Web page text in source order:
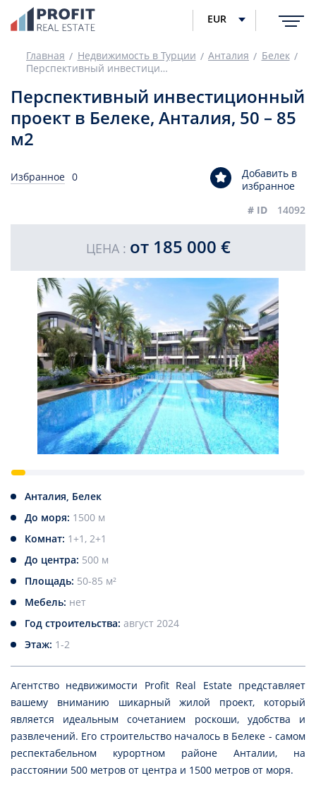
EUR
Главная Недвижимость в Турции Анталия
Белек
Перспективный инвестиционный проект в Белеке, Анталия, 50 – 85 м2
Перспективный инвестиционный
проект в Белеке, Анталия, 50 – 85
м2
Избранное 0
Добавить в
избранное
# ID
14092
ЦЕНА : от 185 000 €
Анталия, Белек
До моря: 1500 м
Комнат: 1+1, 2+1
До центра: 500 м
Площадь: 50-85 м²
Мебель: нет
Год строительства: август 2024
Этаж: 1-2
Агентство недвижимости
Profit Real Estate представляет
вашему вниманию шикарный жилой проект, который
является идеальным сочетанием роскоши, удобства и
развлечений. Его строительство началось в Белеке - самом
респектабельном курортном районе Анталии, на
расстоянии 500 метров от центра и 1500 метров от моря.